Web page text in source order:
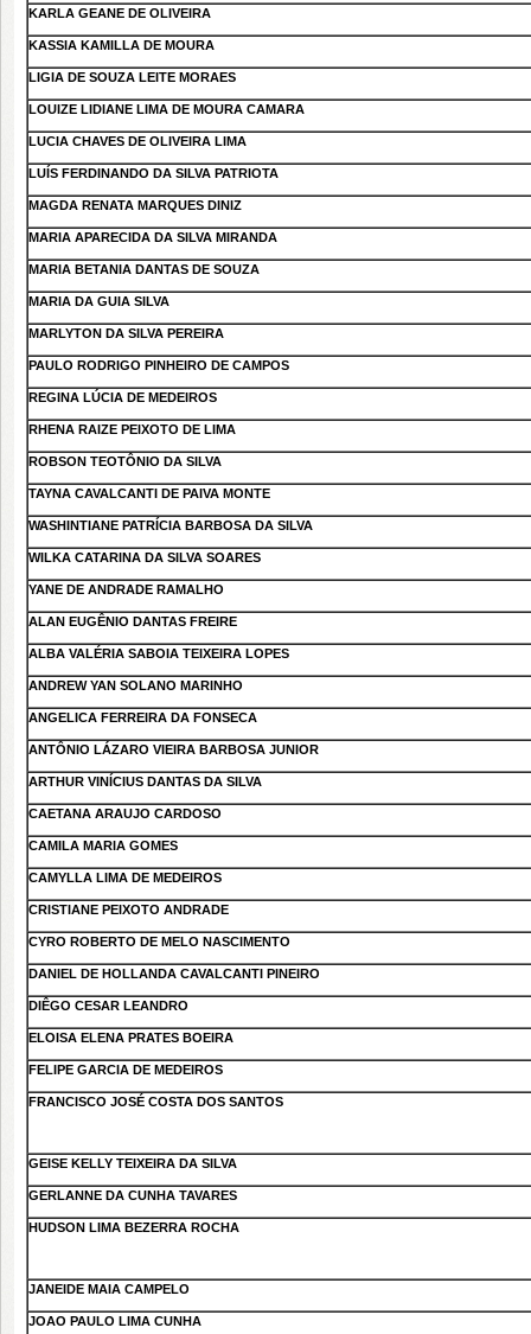
KARLA GEANE DE OLIVEIRA
KASSIA KAMILLA DE MOURA
LIGIA DE SOUZA LEITE MORAES
LOUIZE LIDIANE LIMA DE MOURA CAMARA
LUCIA CHAVES DE OLIVEIRA LIMA
LUÍS FERDINANDO DA SILVA PATRIOTA
MAGDA RENATA MARQUES DINIZ
MARIA APARECIDA DA SILVA MIRANDA
MARIA BETANIA DANTAS DE SOUZA
MARIA DA GUIA SILVA
MARLYTON DA SILVA PEREIRA
PAULO RODRIGO PINHEIRO DE CAMPOS
REGINA LÚCIA DE MEDEIROS
RHENA RAIZE PEIXOTO DE LIMA
ROBSON TEOTÔNIO DA SILVA
TAYNA CAVALCANTI DE PAIVA MONTE
WASHINTIANE PATRÍCIA BARBOSA DA SILVA
WILKA CATARINA DA SILVA SOARES
YANE DE ANDRADE RAMALHO
ALAN EUGÊNIO DANTAS FREIRE
ALBA VALÉRIA SABOIA TEIXEIRA LOPES
ANDREW YAN SOLANO MARINHO
ANGELICA FERREIRA DA FONSECA
ANTÔNIO LÁZARO VIEIRA BARBOSA JUNIOR
ARTHUR VINÍCIUS DANTAS DA SILVA
CAETANA ARAUJO CARDOSO
CAMILA MARIA GOMES
CAMYLLA LIMA DE MEDEIROS
CRISTIANE PEIXOTO ANDRADE
CYRO ROBERTO DE MELO NASCIMENTO
DANIEL DE HOLLANDA CAVALCANTI PINEIRO
DIÊGO CESAR LEANDRO
ELOISA ELENA PRATES BOEIRA
FELIPE GARCIA DE MEDEIROS
FRANCISCO JOSÉ COSTA DOS SANTOS
GEISE KELLY TEIXEIRA DA SILVA
GERLANNE DA CUNHA TAVARES
HUDSON LIMA BEZERRA ROCHA
JANEIDE MAIA CAMPELO
JOAO PAULO LIMA CUNHA